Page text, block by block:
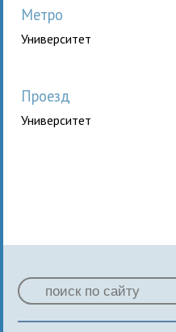
Метро
Университет
Проезд
Университет